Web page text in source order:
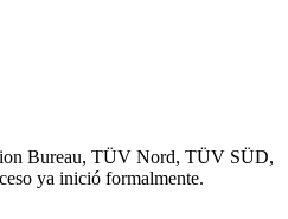
Bureau, TÜV Nord, TÜV SÜD,
ya inició formalmente.